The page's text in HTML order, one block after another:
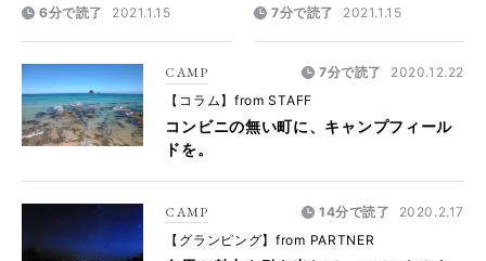
6分で読了 2021.1.15 7分で読了 2021.1.15
CAMP 7分で読了
2020.12.22
【コラム】from STAFF
コンビニの無い町に、キャンプフィール
ドを。
CAMP 14分で読了
2020.2.17
【グランピング】from PARTNER